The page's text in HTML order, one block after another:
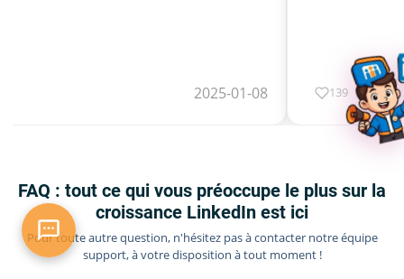
2025-01-08 139
FAQ : tout ce qui vous préoccupe le plus sur la
croissance LinkedIn est ici
Pour toute autre question, n'hésitez pas à contacter notre équipe
support, à votre disposition à tout moment !